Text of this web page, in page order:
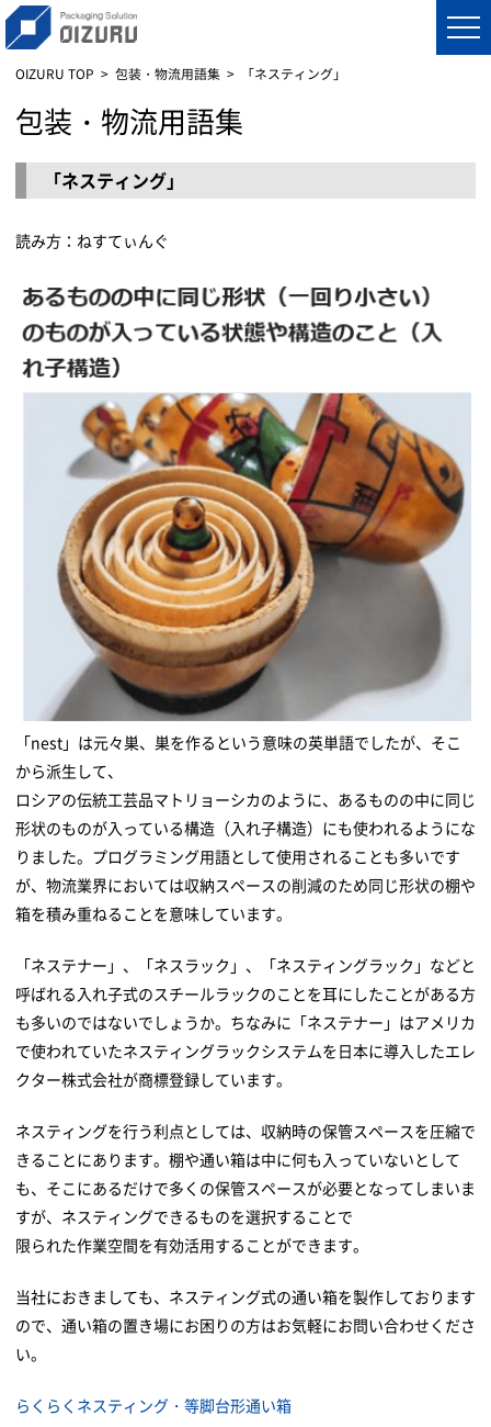
OIZURU TOP 包装・物流用語集 「ネスティング」
包装・物流用語集
「ネスティング」
読み方：ねすてぃんぐ
「nest」は元々巣、巣を作るという意味の英単語でしたが、そこ
から派生して、
ロシアの伝統工芸品マトリョーシカのように、あるものの中に同じ
形状のものが入っている構造（入れ子構造）にも使われるようにな
りました。プログラミング用語として使用されることも多いです
が、物流業界においては収納スペースの削減のため同じ形状の棚や
箱を積み重ねることを意味しています。
「ネステナー」、「ネスラック」、「ネスティングラック」などと
呼ばれる入れ子式のスチールラックのことを耳にしたことがある方
も多いのではないでしょうか。ちなみに「ネステナー」はアメリカ
で使われていたネスティングラックシステムを日本に導入したエレ
クター株式会社が商標登録しています。
ネスティングを行う利点としては、収納時の保管スペースを圧縮で
きることにあります。棚や通い箱は中に何も入っていないとして
も、そこにあるだけで多くの保管スペースが必要となってしまいま
すが、ネスティングできるものを選択することで
限られた作業空間を有効活用することができます。
当社におきましても、ネスティング式の通い箱を製作しております
ので、通い箱の置き場にお困りの方はお気軽にお問い合わせくださ
い。
らくらくネスティング・等脚台形通い箱